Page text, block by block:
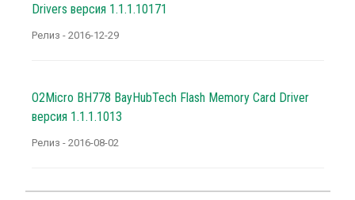
Drivers версия 1.1.1.10171
Релиз - 2016-12-29
O2Micro BH778 BayHubTech Flash Memory Card Driver
версия 1.1.1.1013
Релиз - 2016-08-02